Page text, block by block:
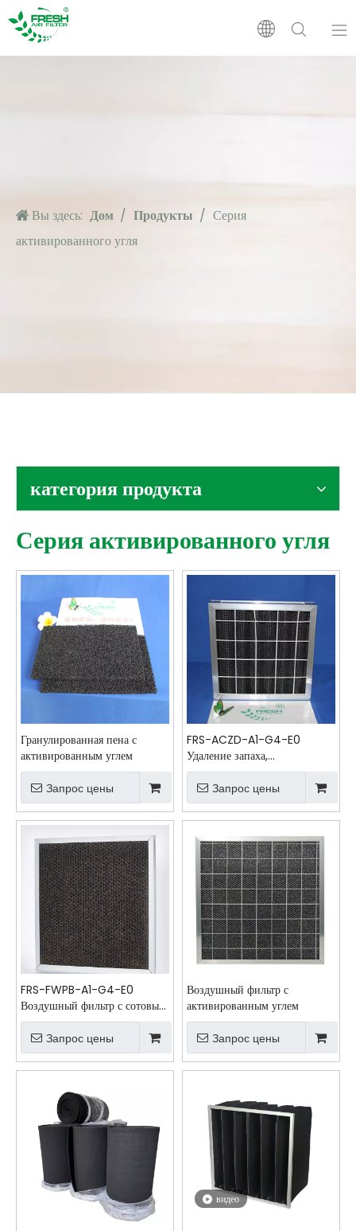
Вы здесь: Дом / Продукты / Серия
активированного угля
категория продукта
Серия активированного угля
Гранулированная пена с
активированным углем
Запрос цены
FRS-ACZD-A1-G4-E0
Удаление запаха,
гофрированный
предварительный воздушный
фильтр с активированным
углем
Запрос цены
FRS-FWPB-A1-G4-E0
Воздушный фильтр с сотовым
активированным углем
Запрос цены
Воздушный фильтр с
активированным углем
Запрос цены
видео